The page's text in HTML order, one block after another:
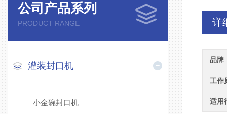
公司产品系列
PRODUCT RANGE
灌装封口机
小金碗封口机
详
品牌
工作
适用